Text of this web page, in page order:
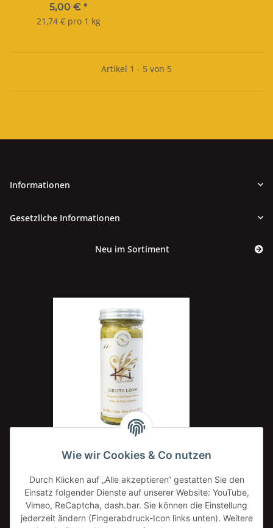
5,00 € *
21,74 € pro 1 kg
Artikel 1 - 5 von 5
Informationen
Gesetzliche Informationen
Neu im Sortiment
Ki Gourmet Cielito Lindo Salsa de chile Jalapeño
133g
7,00 €
52,63 € pro 1 kg
Wie wir Cookies & Co nutzen
Durch Klicken auf „Alle akzeptieren“ gestatten Sie den
Einsatz folgender Dienste auf unserer Website: YouTube,
Vimeo, ReCaptcha, dash.bar. Sie können die Einstellung
jederzeit ändern (Fingerabdruck-Icon links unten). Weitere